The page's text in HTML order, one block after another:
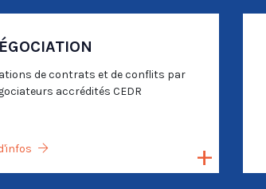
de contrats et de conflits par
accrédités CEDR